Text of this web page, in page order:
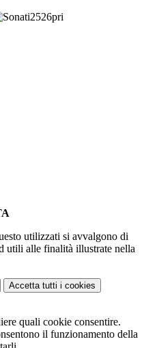
utilizzati si avvalgono di
utili alle finalità illustrate nella
Accetta tutti i cookies
quali cookie consentire.
il funzionamento della